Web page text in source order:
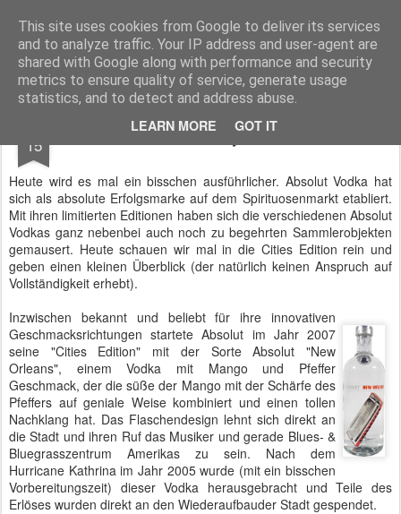
This site uses cookies from Google to deliver its services
and to analyze traffic. Your IP address and user-agent are
shared with Google along with performance and security
metrics to ensure quality of service, generate usage
statistics, and to detect and address abuse.
LEARN MORE GOT IT
Spirituosen Whisky Blog
Startseite Impressum
15 Absolut City Edition
Heute wird es mal ein bisschen ausführlicher. Absolut Vodka hat
sich als absolute Erfolgsmarke auf dem Spirituosenmarkt etabliert.
Mit ihren limitierten Editionen haben sich die verschiedenen Absolut
Vodkas ganz nebenbei auch noch zu begehrten Sammlerobjekten
gemausert. Heute schauen wir mal in die Cities Edition rein und
geben einen kleinen Überblick (der natürlich keinen Anspruch auf
Vollständigkeit erhebt).
Inzwischen bekannt und beliebt für ihre innovativen
Geschmacksrichtungen startete Absolut im Jahr 2007
seine "Cities Edition" mit der Sorte Absolut "New
Orleans", einem Vodka mit Mango und Pfeffer
Geschmack, der die süße der Mango mit der Schärfe des
Pfeffers auf geniale Weise kombiniert und einen tollen
Nachklang hat. Das Flaschendesign lehnt sich direkt an
die Stadt und ihren Ruf das Musiker und gerade Blues- &
Bluegrasszentrum Amerikas zu sein. Nach dem
Hurricane Kathrina im Jahr 2005 wurde (mit ein bisschen
Vorbereitungszeit) dieser Vodka herausgebracht und Teile des
Erlöses wurden direkt an den Wiederaufbauder Stadt gespendet.